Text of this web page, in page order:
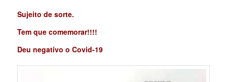
Sujeito de sorte.
Tem que comemorar!!!!
Deu negativo o Covid-19